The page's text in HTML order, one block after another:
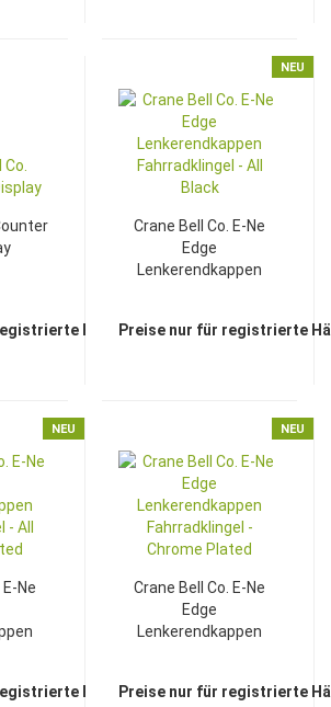
Händler sichtbar
NEU
Crane Bell Co. E-Ne
Edge
Lenkerendkappen
Preise nur für registrierte
NEU
Ne
Händler sichtbar
NEU
Crane Bell Co. E-Ne
Edge
Lenkerendkappen
Preise nur für registrierte